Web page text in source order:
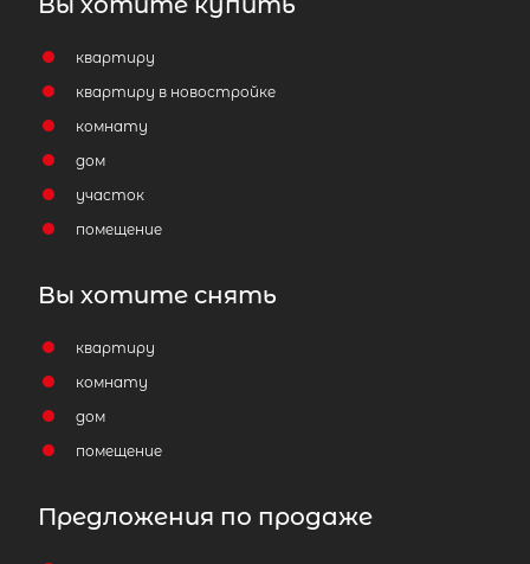
Таун-хаус площадью 172 м
Петербург, Зеленогорск, Липовая
21
27 000 000
квартиру
квартиру в новостройке
комнату
дом
участок
помещение
Вы хотите снять
квартиру
комнату
дом
помещение
Предложения по продаже